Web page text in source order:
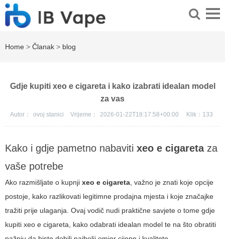
Home > Članak > blog
Gdje kupiti xeo e cigareta i kako izabrati idealan model
za vas
Autor： ovoj stanici Vrijeme： 2026-01-22T18:17:58+00:00 Klik： 133
Kako i gdje pametno nabaviti xeo e cigaretaza
vaše potrebe
Ako razmišljate o kupnji xeo e cigareta, važno je znati koje opcije
postoje, kako razlikovati legitimne prodajna mjesta i koje značajke
tražiti prije ulaganja. Ovaj vodič nudi praktične savjete o tome gdje
kupiti xeo e cigareta, kako odabrati idealan model te na što obratiti